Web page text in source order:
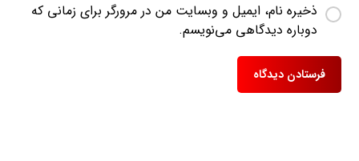
ذخیره نام، ایمیل و وبسایت من در مرورگر برای زمانی که
دوباره دیدگاهی می‌نویسم.